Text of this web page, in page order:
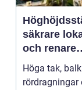
säkrare
och renare
arbetsmiljö
Höga tak,
rördragningar